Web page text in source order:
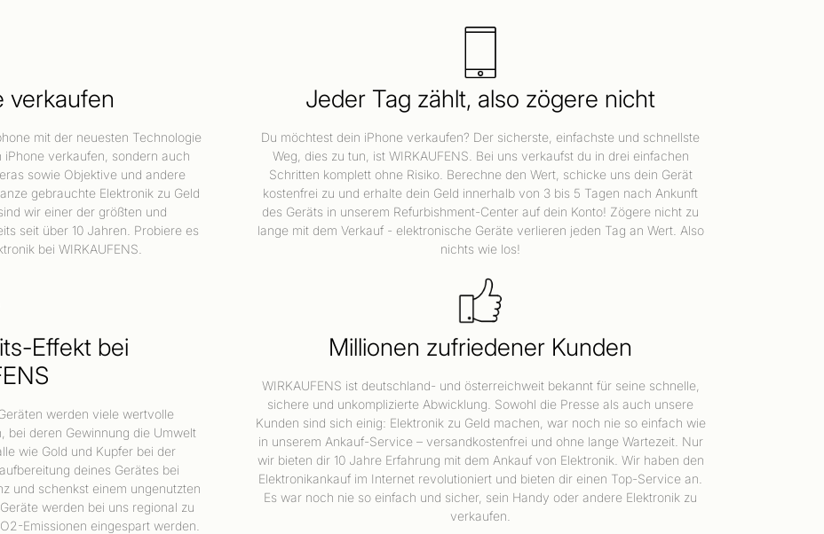
verkaufen
mit der neuesten Technologie
verkaufen, sondern auch
sowie Objektive und andere
gebrauchte Elektronik zu Geld
wir einer der größten und
seit über 10 Jahren. Probiere es
bei WIRKAUFENS.
Jeder Tag zählt, also zögere nicht
Du möchtest dein iPhone verkaufen? Der sicherste, einfachste und schnellste
Weg, dies zu tun, ist WIRKAUFENS. Bei uns verkaufst du in drei einfachen
Schritten komplett ohne Risiko. Berechne den Wert, schicke uns dein Gerät
kostenfrei zu und erhalte dein Geld innerhalb von 3 bis 5 Tagen nach Ankunft
des Geräts in unserem Refurbishment-Center auf dein Konto! Zögere nicht zu
lange mit dem Verkauf - elektronische Geräte verlieren jeden Tag an Wert. Also
nichts wie los!
Effekt bei
werden viele wertvolle
bei deren Gewinnung die Umwelt
wie Gold und Kupfer bei der
deines Gerätes bei
und schenkst einem ungenutzten
werden bei uns regional zu
Emissionen eingespart werden.
Millionen zufriedener Kunden
WIRKAUFENS ist deutschland- und österreichweit bekannt für seine schnelle,
sichere und unkomplizierte Abwicklung. Sowohl die Presse als auch unsere
Kunden sind sich einig: Elektronik zu Geld machen, war noch nie so einfach wie
in unserem Ankauf-Service – versandkostenfrei und ohne lange Wartezeit. Nur
wir bieten dir 10 Jahre Erfahrung mit dem Ankauf von Elektronik. Wir haben den
Elektronikankauf im Internet revolutioniert und bieten dir einen Top-Service an.
Es war noch nie so einfach und sicher, sein Handy oder andere Elektronik zu
verkaufen.